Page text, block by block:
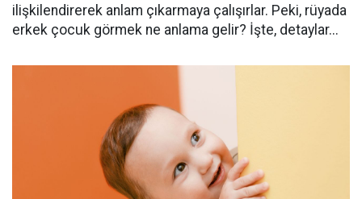
ilişkilendirerek anlam çıkarmaya çalışırlar. Peki, rüyada
erkek çocuk görmek ne anlama gelir? İşte, detaylar...